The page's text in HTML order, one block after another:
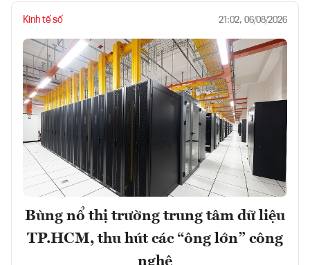
Kinh tế số 21:02, 06/08/2026
Bùng nổ thị trường trung tâm dữ liệu
TP.HCM, thu hút các “ông lớn” công
nghệ